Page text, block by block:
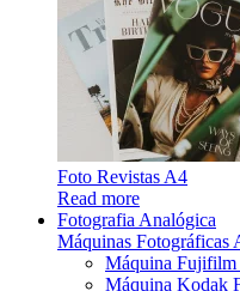
Foto Revistas A4
Read more
Fotografia Analógica
Máquinas Fotográficas
Máquina Fujifilm
Máquina Kodak